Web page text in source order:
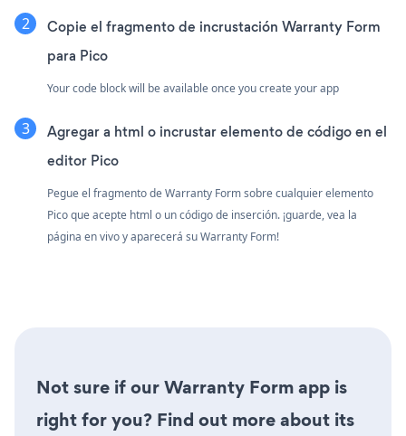
Copie el fragmento de incrustación Warranty Form
para Pico
Your code block will be available once you create your app
Agregar a html o incrustar elemento de código en el
editor Pico
Pegue el fragmento de Warranty Form sobre cualquier elemento
Pico que acepte html o un código de inserción. ¡guarde, vea la
página en vivo y aparecerá su Warranty Form!
Not sure if our Warranty Form app is
right for you? Find out more about its